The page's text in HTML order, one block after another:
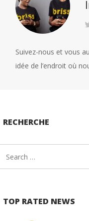
Suivez-nous et vous
idée de l’endroit où
RECHERCHE
TOP RATED NEWS